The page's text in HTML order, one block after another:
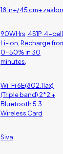
18 in+/45 cm+ zaslon
90WHrs, 4S1P, 4-cell
Li-ion, Recharge
0-50% in 30
minutes,
Wi-Fi 6E(802.11ax)
(Triple band) 2*2 +
Bluetooth 5.3
Wireless Card
Siva